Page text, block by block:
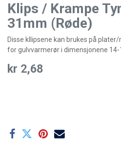
Klips / Krampe
31mm (Røde)
Disse kllipsene kan brukes på
for gulvvarmerør i dimensjonene
kr 2,68